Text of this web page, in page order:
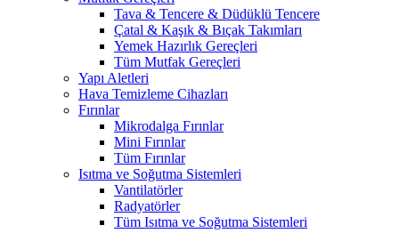
Tava & Tencere & Düdüklü Tencere
Çatal & Kaşık & Bıçak Takımları
Yemek Hazırlık Gereçleri
Tüm Mutfak Gereçleri
Yapı Aletleri
Hava Temizleme Cihazları
Fırınlar
Mikrodalga Fırınlar
Mini Fırınlar
Tüm Fırınlar
Isıtma ve Soğutma Sistemleri
Vantilatörler
Radyatörler
Tüm Isıtma ve Soğutma Sistemleri